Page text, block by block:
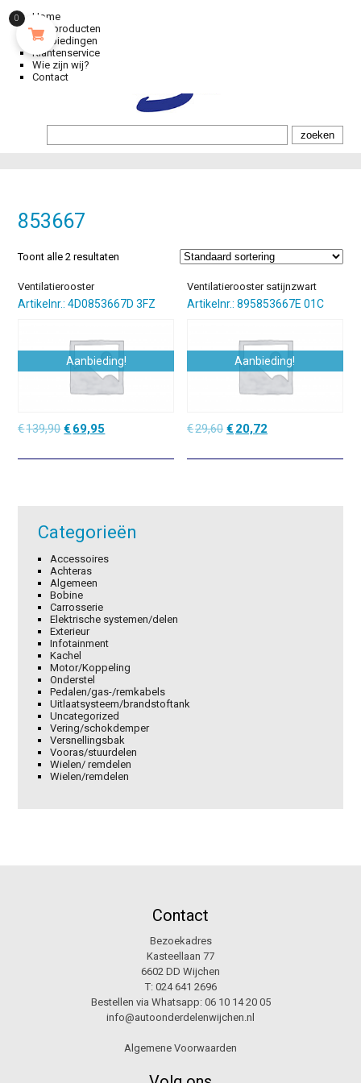
Home
Alle producten
Aanbiedingen
Klantenservice
Wie zijn wij?
Contact
853667
Toont alle 2 resultaten
Ventilatierooster
Artikelnr.: 4D0853667D 3FZ
Aanbieding!
€139,90Oorspronkelijke
was:
€ 69,95
is:
Ventilatierooster satijnzwart
Artikelnr.: 895853667E 01C
Aanbieding!
€29,60 Oorspronkelijke
was:
€ 20,72
is:
Categorieën
Accessoires
Achteras
Algemeen
Bobine
Carrosserie
Elektrische systemen/delen
Exterieur
Infotainment
Kachel
Motor/Koppeling
Onderstel
Pedalen/gas-/remkabels
Uitlaatsysteem/brandstoftank
Uncategorized
Vering/schokdemper
Versnellingsbak
Vooras/stuurdelen
Wielen/ remdelen
Wielen/remdelen
Contact
Bezoekadres
Kasteellaan 77
6602 DD Wijchen
T: 024 641 2696
Bestellen via Whatsapp: 06 10 14 20 05
info@autoonderdelenwijchen.nl
Algemene Voorwaarden
0